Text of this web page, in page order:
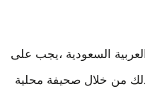
السعودية ،يجب على
من خلال صحيفة محلية